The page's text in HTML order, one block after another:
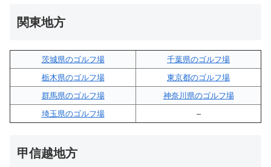
関東地方
茨城県のゴルフ場
千葉県のゴルフ場
栃木県のゴルフ場
東京都のゴルフ場
群馬県のゴルフ場
神奈川県のゴルフ場
埼玉県のゴルフ場
–
甲信越地方